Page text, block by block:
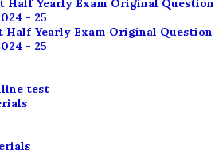
Half Yearly Exam Original Question
- 25
Half Yearly Exam Original Question
- 25
test